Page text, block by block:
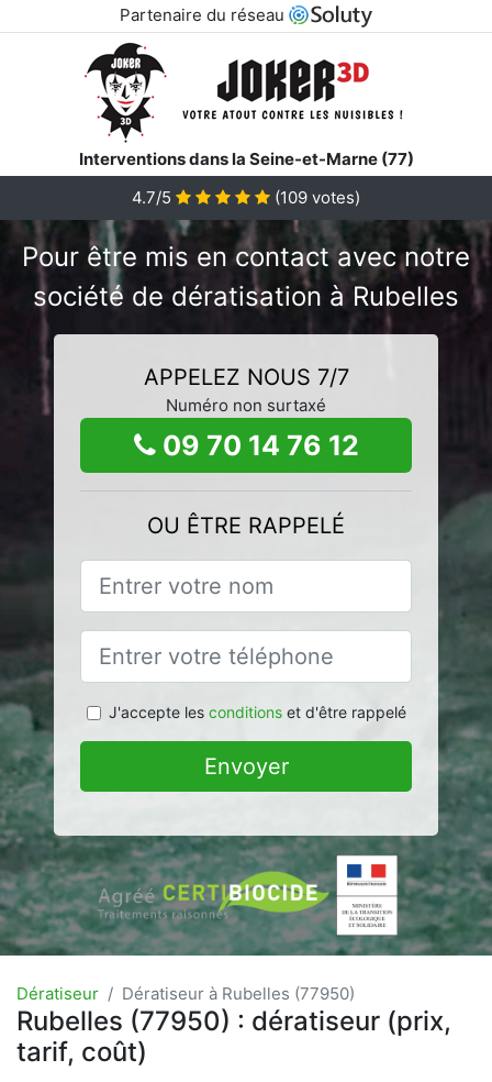
Partenaire du réseau
Interventions dans la Seine-et-Marne (77)
4.7/5
(109 votes)
Pour être mis en contact avec notre
société de dératisation à Rubelles
APPELEZ NOUS 7/7
Numéro non surtaxé
09 70 14 76 12
OU ÊTRE RAPPELÉ
J'accepte les conditionset d'être rappelé
Envoyer
Dératiseur Dératiseur à Rubelles (77950)
Rubelles (77950) : dératiseur (prix,
tarif, coût)